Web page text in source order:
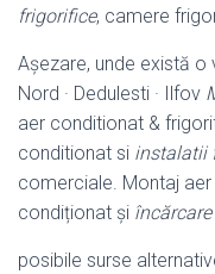
frigorifice, camere
Așezare, unde există o
Nord · Dedulesti · Ilfov
aer conditionat &
conditionat si instalatii
comerciale. Montaj
condiționat și
posibile surse